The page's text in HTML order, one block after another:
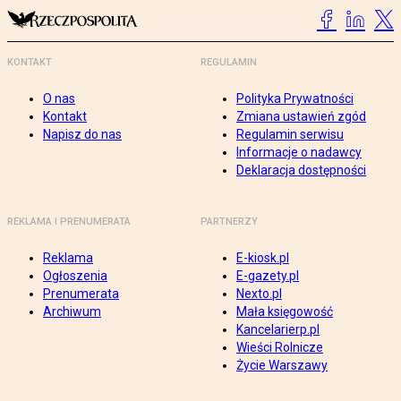
KONTAKT
O nas
Kontakt
Napisz do nas
REGULAMIN
Polityka Prywatności
Zmiana ustawień zgód
Regulamin serwisu
Informacje o nadawcy
Deklaracja dostępności
REKLAMA I PRENUMERATA
Reklama
Ogłoszenia
Prenumerata
Archiwum
PARTNERZY
E-kiosk.pl
E-gazety.pl
Nexto.pl
Mała księgowość
Kancelarierp.pl
Wieści Rolnicze
Życie Warszawy